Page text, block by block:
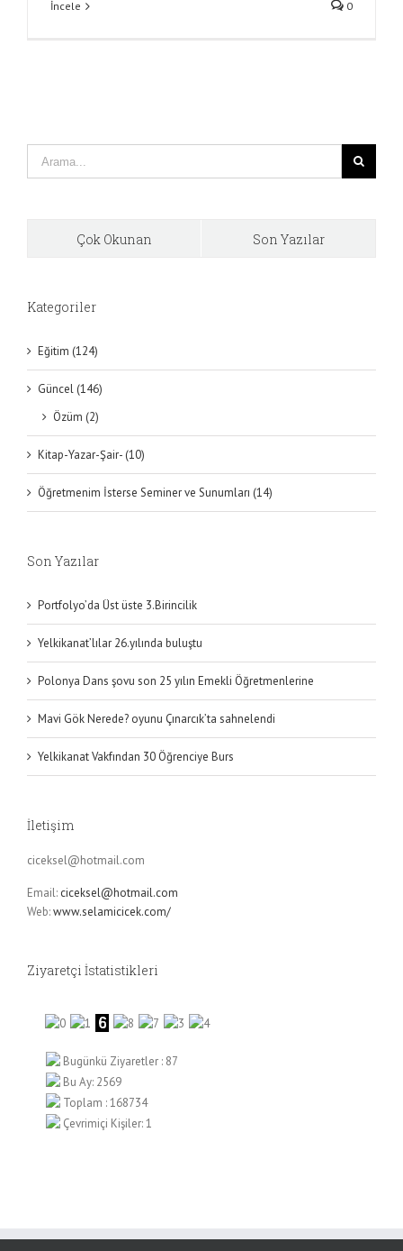
İncele 0
Çok Okunan Son Yazılar
Kategoriler
Eğitim (124)
Güncel (146)
Özüm (2)
Kitap-Yazar-Şair- (10)
Öğretmenim İsterse Seminer ve Sunumları (14)
Son Yazılar
Portfolyo’da Üst üste 3.Birincilik
Yelkikanat’lılar 26.yılında buluştu
Polonya Dans şovu son 25 yılın Emekli Öğretmenlerine
Mavi Gök Nerede? oyunu Çınarcık’ta sahnelendi
Yelkikanat Vakfından 30 Öğrenciye Burs
İletişim
ciceksel@hotmail.com
Email: ciceksel@hotmail.com
Web:www.selamicicek.com/
Ziyaretçi İstatistikleri
Bugünkü Ziyaretler : 87
Bu Ay: 2569
Toplam : 168734
Çevrimiçi Kişiler: 1